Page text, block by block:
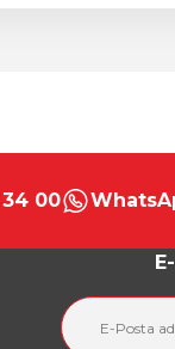
34 00